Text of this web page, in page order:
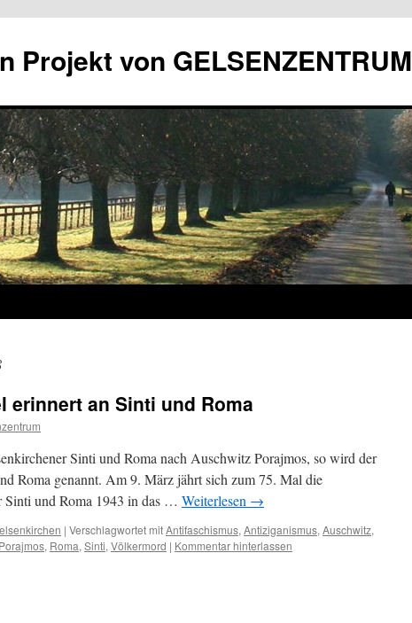
Projekt von GELSENZENTRUM
erinnert an Sinti und Roma
Sinti und Roma nach Auschwitz Porajmos, so wird der
Roma genannt. Am 9. März jährt sich zum 75. Mal die
Sinti und Roma 1943 in das … Weiterlesen →
| Verschlagwortet mitAntifaschismus, Antiziganismus, Auschwitz,
Porajmos, Roma, Sinti, Völkermord | Kommentar hinterlassen